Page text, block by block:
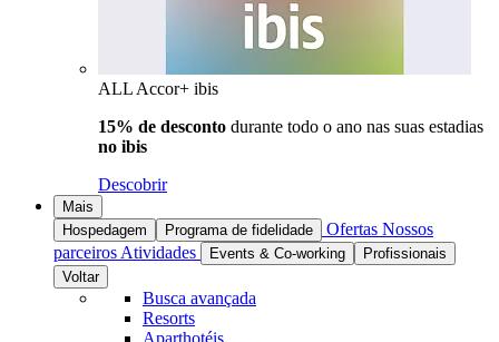
ALL Accor+ ibis
15% de desconto durante todo o ano nas suas estadias
no ibis
Descobrir
Mais
Hospedagem
Programa de fidelidade Ofertas Nossos
parceiros Atividades Events & Co-working
Profissionais
Voltar
Busca avançada
Resorts
Aparthotéis